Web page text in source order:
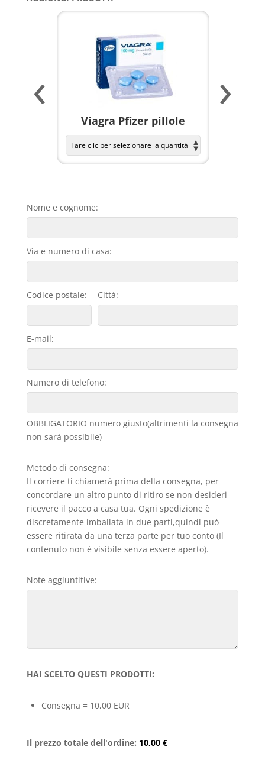
Viagra Pfizer pillole
‹ ›
Nome e cognome:
Via e numero di casa:
Codice postale: Città:
E-mail:
Numero di telefono:
OBBLIGATORIO numero giusto(altrimenti la consegna
non sarà possibile)
Metodo di consegna:
Il corriere ti chiamerà prima della consegna, per
concordare un altro punto di ritiro se non desideri
ricevere il pacco a casa tua. Ogni spedizione è
discretamente imballata in due parti,quindi può
essere ritirata da una terza parte per tuo conto (Il
contenuto non è visibile senza essere aperto).
Note aggiuntitive:
HAI SCELTO QUESTI PRODOTTI:
Consegna = 10,00 EUR
Il prezzo totale dell'ordine: 10,00 €